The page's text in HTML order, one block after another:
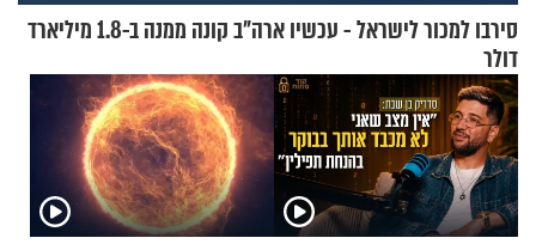
סירבו למכור לישראל - עכשיו ארה"ב קונה ממנה ב-1.8 מיליארד
דולר